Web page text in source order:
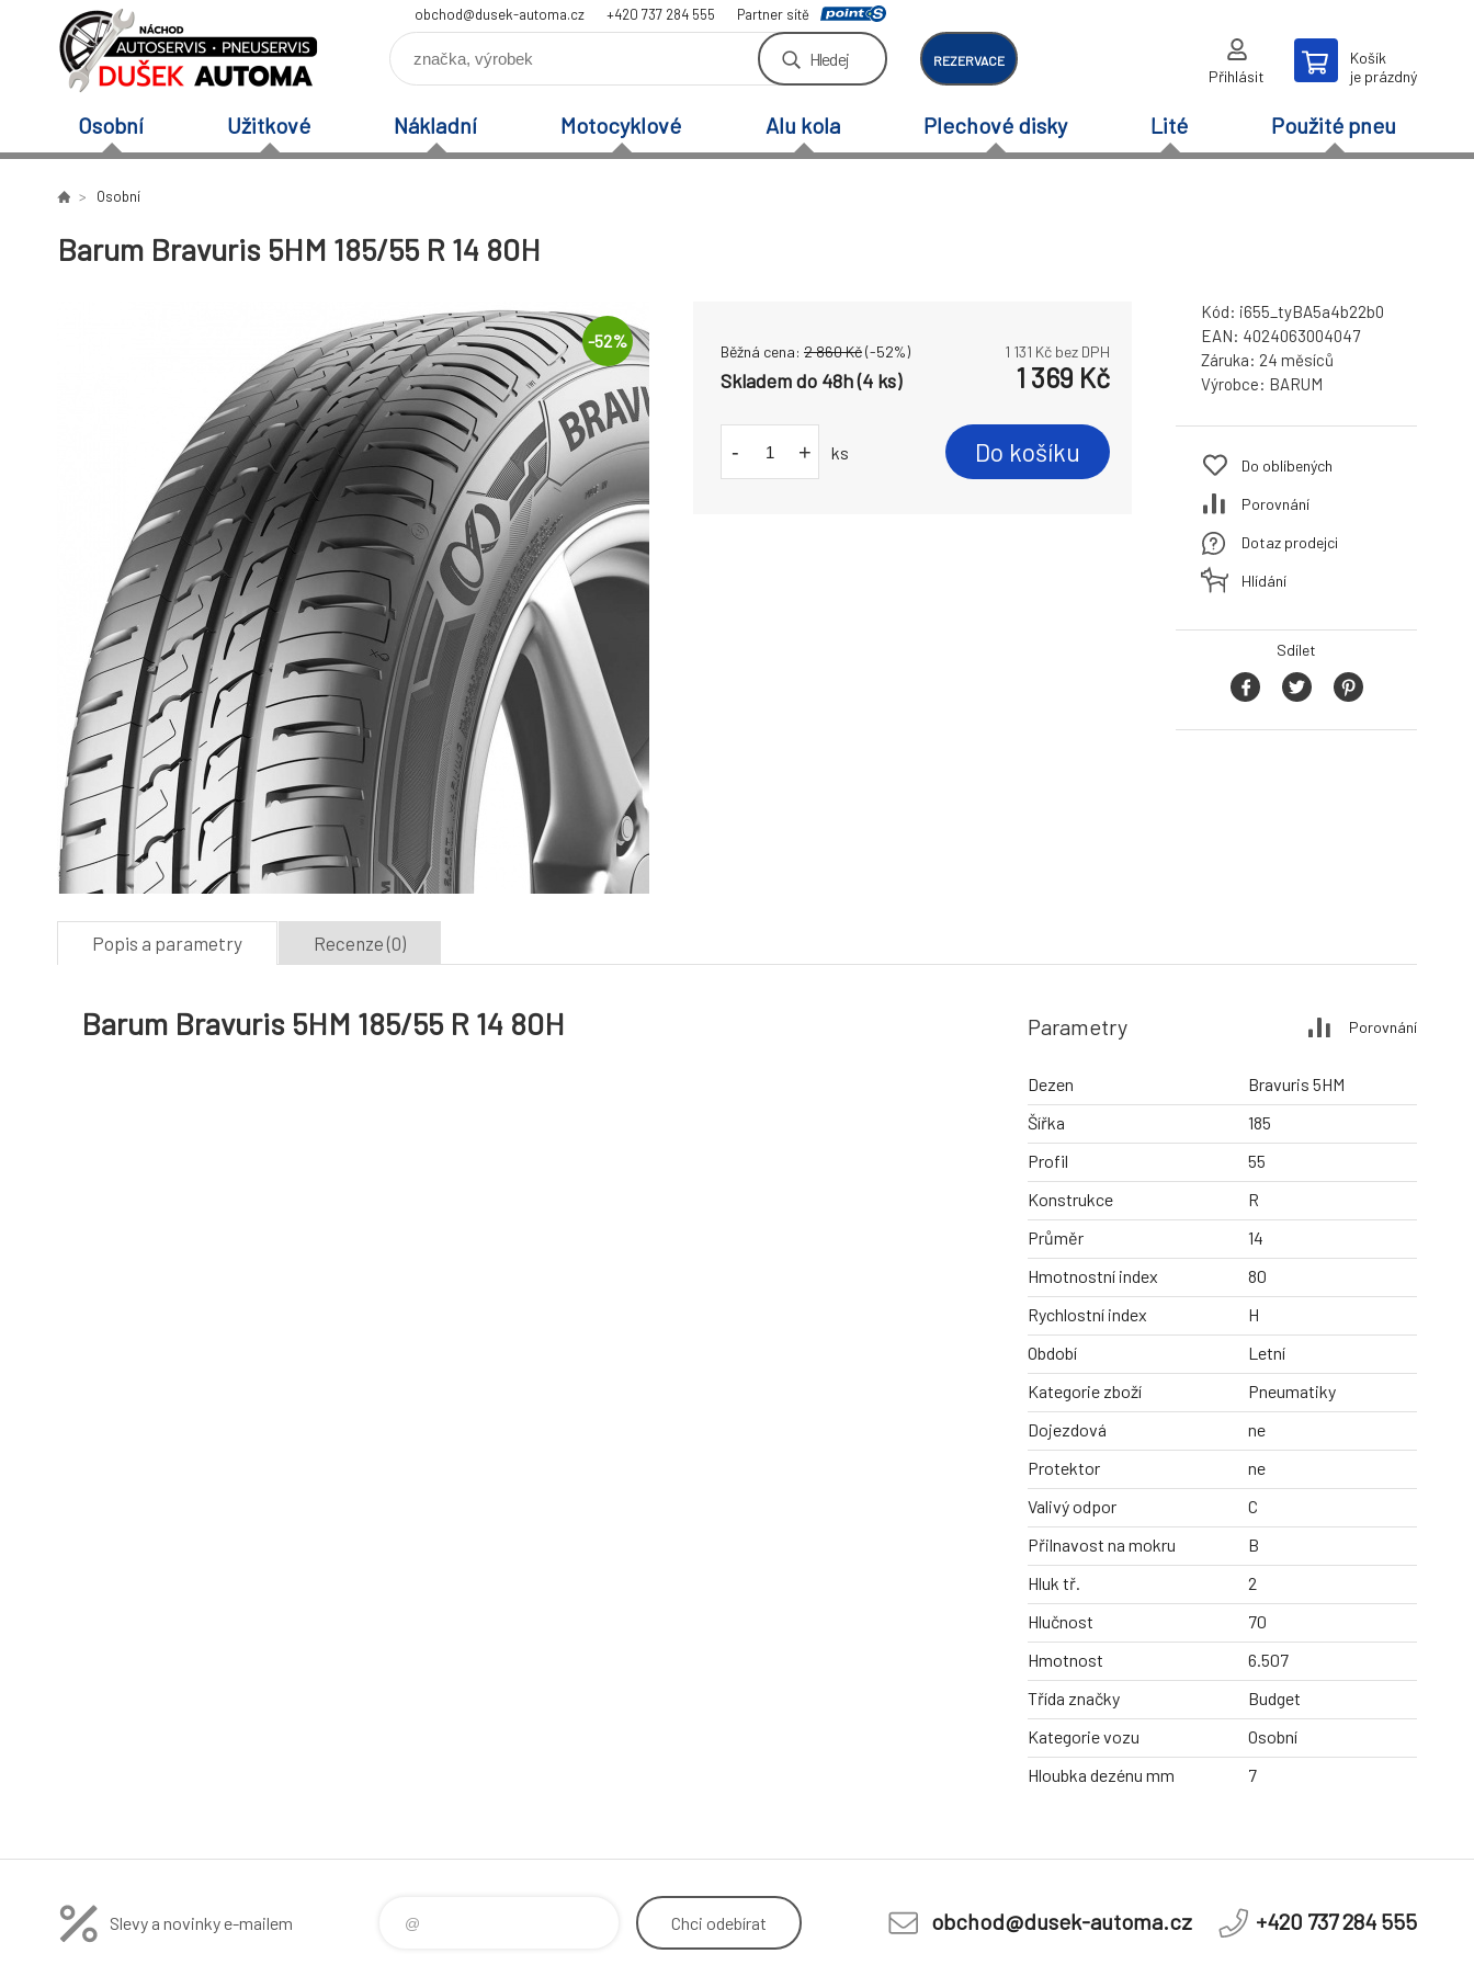
obchod@dusek-automa.cz +420 737 284 555 Partner sítě
Hledej REZERVACE
Přihlásit
Košík
je prázdný
Osobní Užitkové Nákladní Motocyklové Alu kola Plechové disky Lité Použité pneu
Osobní
Barum Bravuris 5HM 185/55 R 14 80H
-52%
Běžná cena: 2 860Kč(-52%) 1 131 Kč bez DPH
Skladem do 48h (4 ks) 1 369 Kč
- + ks Do košíku
Kód: i655_tyBA5a4b22b0
EAN: 4024063004047
Záruka: 24 měsíců
Výrobce: BARUM
Do oblíbených
Porovnání
Dotaz prodejci
Hlídání
Sdílet
Popis a parametry Recenze (0)
Barum Bravuris 5HM 185/55 R 14 80H Parametry Porovnání
Dezen
Bravuris 5HM
Šířka
185
Profil
55
Konstrukce
R
Průměr
14
Hmotnostní index
80
Rychlostní index
H
Období
Letní
Kategorie zboží
Pneumatiky
Dojezdová
ne
Protektor
ne
Valivý odpor
C
Přilnavost na mokru
B
Hluk tř.
2
Hlučnost
70
Hmotnost
6.507
Třída značky
Budget
Kategorie vozu
Osobní
Hloubka dezénu mm
7
Slevy a novinky e-mailem Chci odebírat obchod@dusek-automa.cz +420 737 284 555